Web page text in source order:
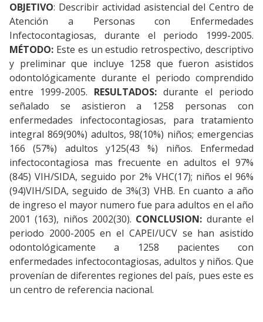
OBJETIVO: Describir actividad asistencial del Centro de
Atención a Personas con Enfermedades
Infectocontagiosas, durante el periodo 1999-2005.
MÉTODO: Este es un estudio retrospectivo, descriptivo
y preliminar que incluye 1258 que fueron asistidos
odontológicamente durante el periodo comprendido
entre 1999-2005. RESULTADOS: durante el periodo
señalado se asistieron a 1258 personas con
enfermedades infectocontagiosas, para tratamiento
integral 869(90%) adultos, 98(10%) niños; emergencias
166 (57%) adultos y125(43 %) niños. Enfermedad
infectocontagiosa mas frecuente en adultos el 97%
(845) VIH/SIDA, seguido por 2% VHC(17); niños el 96%
(94)VIH/SIDA, seguido de 3%(3) VHB. En cuanto a año
de ingreso el mayor numero fue para adultos en el año
2001 (163), niños 2002(30). CONCLUSION: durante el
periodo 2000-2005 en el CAPEI/UCV se han asistido
odontológicamente a 1258 pacientes con
enfermedades infectocontagiosas, adultos y niños. Que
provenían de diferentes regiones del país, pues este es
un centro de referencia nacional.